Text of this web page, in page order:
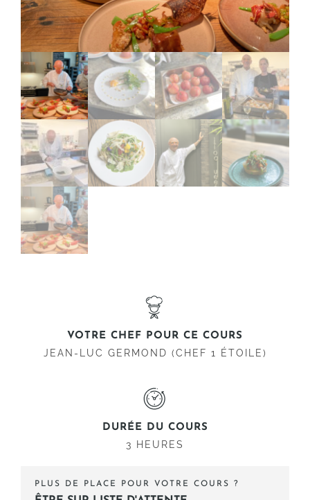
VOTRE CHEF POUR CE COURS
JEAN-LUC GERMOND (CHEF 1 ÉTOILE)
DURÉE DU COURS
3 HEURES
PLUS DE PLACE POUR VOTRE COURS ?